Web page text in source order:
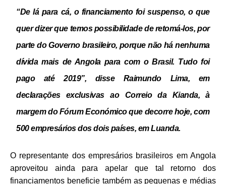
“De lá para cá, o financiamento foi suspenso, o que
quer dizer que temos possibilidade de retomá-los, por
parte do Governo brasileiro, porque não há nenhuma
dívida mais de Angola para com o Brasil. Tudo foi
pago até 2019”, disse Raimundo Lima, em
declarações exclusivas ao Correio da Kianda, à
margem do Fórum Económico que decorre hoje, com
500 empresários dos dois países, em Luanda.
O representante dos empresários brasileiros em Angola
aproveitou ainda para apelar que tal retorno dos
financiamentos beneficie também as pequenas e médias